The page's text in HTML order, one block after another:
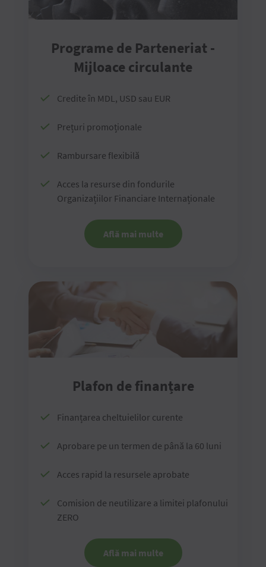
Programe de Parteneriat -
Mijloace circulante
Credite în MDL, USD sau EUR
Prețuri promoționale
Rambursare flexibilă
Acces la resurse din fondurile
Organizațiilor Financiare Internaționale
Află mai multe
Plafon de finanțare
Finanțarea cheltuielilor curente
Aprobare pe un termen de până la 60 luni
Acces rapid la resursele aprobate
Comision de neutilizare a limitei plafonului
ZERO
Află mai multe